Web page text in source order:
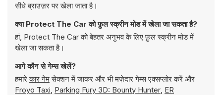
सीधे ब्राउज़र पर खेला जाता है।
क्या Protect The Car को फ़ुल स्क्रीन मोड में खेला जा सकता है?
हां, Protect The Car को बेहतर अनुभव के लिए फ़ुल स्क्रीन मोड में
खेला जा सकता है।
आगे कौन से गेम्स खेलें?
हमारेकार गेमसेक्शन में जाकर और भी मज़ेदार गेम्स एक्सप्लोर करें और
Froyo Taxi, Parking Fury 3D: Bounty Hunter, ER